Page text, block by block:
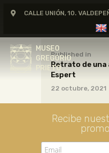
CALLE UNIÓN, 10.
MUSEO
GREGORIO
PRIETO
GREGORIO
CERTAMEN
FUNDACIÓN
Published in
Retrato de una
Espert
22 octubre, 2021
Recibe